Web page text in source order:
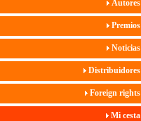
Autores
Premios
Noticias
Distribuidores
Foreign rights
Mi cesta